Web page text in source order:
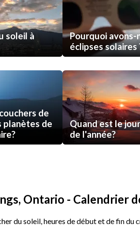
soleil à
Pourquoi avons-
éclipses solaires
de
planètes de
Quand est le
de l'année?
Ontario - Calendrier
du soleil, heures de début et de fin